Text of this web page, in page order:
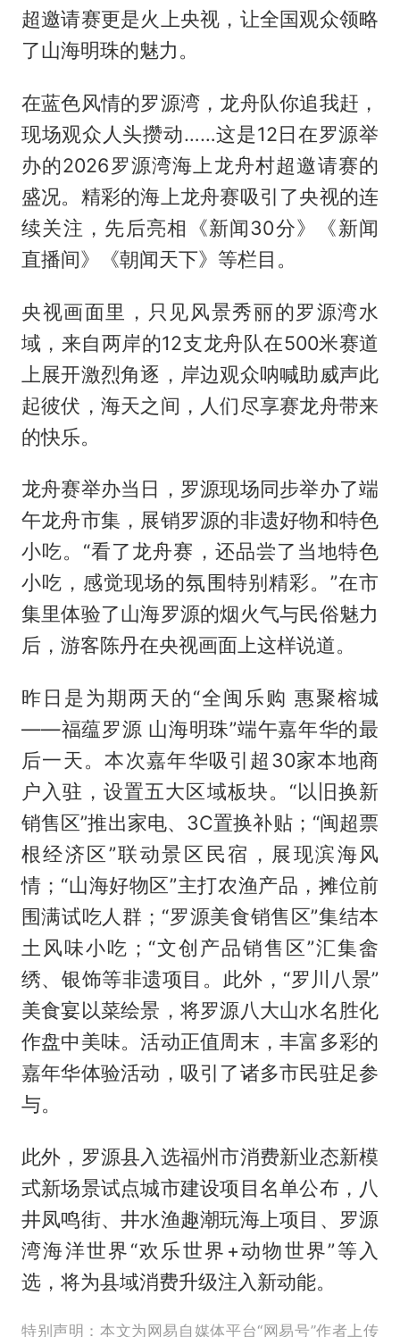
超邀请赛更是火上央视，让全国观众领略
了山海明珠的魅力。
在蓝色风情的罗源湾，龙舟队你追我赶，
现场观众人头攒动……这是12日在罗源举
办的2026罗源湾海上龙舟村超邀请赛的
盛况。精彩的海上龙舟赛吸引了央视的连
续关注，先后亮相《新闻30分》《新闻
直播间》《朝闻天下》等栏目。
央视画面里，只见风景秀丽的罗源湾水
域，来自两岸的12支龙舟队在500米赛道
上展开激烈角逐，岸边观众呐喊助威声此
起彼伏，海天之间，人们尽享赛龙舟带来
的快乐。
龙舟赛举办当日，罗源现场同步举办了端
午龙舟市集，展销罗源的非遗好物和特色
小吃。“看了龙舟赛，还品尝了当地特色
小吃，感觉现场的氛围特别精彩。”在市
集里体验了山海罗源的烟火气与民俗魅力
后，游客陈丹在央视画面上这样说道。
昨日是为期两天的“全闽乐购 惠聚榕城
——福蕴罗源 山海明珠”端午嘉年华的最
后一天。本次嘉年华吸引超30家本地商
户入驻，设置五大区域板块。“以旧换新
销售区”推出家电、3C置换补贴；“闽超票
根经济区”联动景区民宿，展现滨海风
情；“山海好物区”主打农渔产品，摊位前
围满试吃人群；“罗源美食销售区”集结本
土风味小吃；“文创产品销售区”汇集畲
绣、银饰等非遗项目。此外，“罗川八景”
美食宴以菜绘景，将罗源八大山水名胜化
作盘中美味。活动正值周末，丰富多彩的
嘉年华体验活动，吸引了诸多市民驻足参
与。
此外，罗源县入选福州市消费新业态新模
式新场景试点城市建设项目名单公布，八
井凤鸣街、井水渔趣潮玩海上项目、罗源
湾海洋世界“欢乐世界+动物世界”等入
选，将为县域消费升级注入新动能。
特别声明：本文为网易自媒体平台“网易号”作者上传